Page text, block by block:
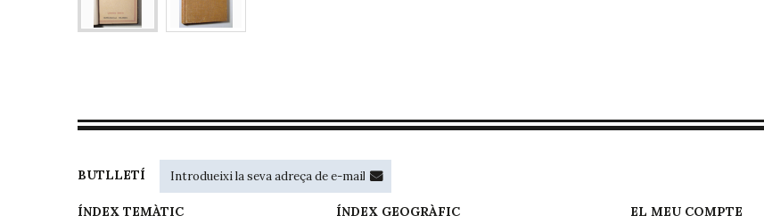
BUTLLETÍ
ÍNDEX TEMÀTIC
ÍNDEX GEOGRÀFIC
EL MEU COMPTE